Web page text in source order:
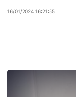
16/01/2024 16:21:55